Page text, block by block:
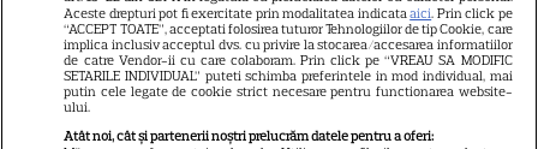
11
Chef Orlando Zaharia și soția
lui, Mădălina, au împlinit 22 de
ani de căsnicie. Cum arătau în
ziua nunții și povestea lor de
iubire
Aceste drepturi pot fi exercitate prin modalitatea indicataaici. Prin click pe
“ACCEPT TOATE”, acceptati folosirea tuturor Tehnologiilor de tip Cookie, care
implica inclusiv acceptul dvs. cu privire la stocarea/accesarea informatiilor
de catre Vendor-ii cu care colaboram. Prin click pe “VREAU SA MODIFIC
SETARILE INDIVIDUAL” puteti schimba preferintele in mod individual, mai
putin cele legate de cookie strict necesare pentru functionarea website-
ului.
Atât noi, cât și partenerii noștri prelucrăm datele pentru a oferi: